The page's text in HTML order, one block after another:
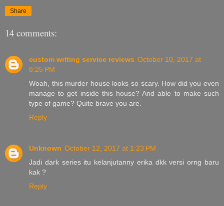
Share
14 comments:
custom writing service reviews October 10, 2017 at
8:25 PM
Woah, this murder house looks so scary. How did you even
manage to get inside this house? And able to make such
type of game? Quite brave you are.
Reply
Unknown October 12, 2017 at 1:23 PM
Jadi dark series itu kelanjutanny erika dkk versi orng baru
kak ?
Reply